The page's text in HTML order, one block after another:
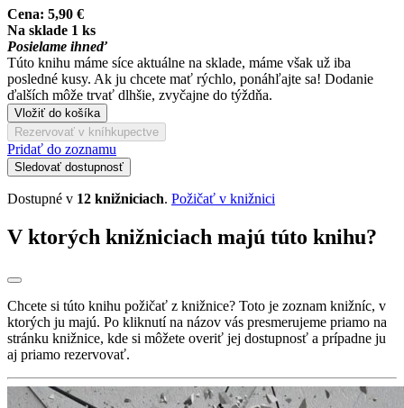
Cena: 5,90 €
Na sklade 1 ks
Posielame ihneď
Túto knihu máme síce aktuálne na sklade, máme však už iba
posledné kusy. Ak ju chcete mať rýchlo, ponáhľajte sa! Dodanie
ďalších môže trvať dlhšie, zvyčajne do týždňa.
Vložiť do košíka
Rezervovať v kníhkupectve
Pridať do zoznamu
Sledovať dostupnosť
Dostupné v 12 knižniciach. Požičať v knižnici
V ktorých knižniciach majú túto knihu?
Chcete si túto knihu požičať z knižnice? Toto je zoznam knižníc, v
ktorých ju majú. Po kliknutí na názov vás presmerujeme priamo na
stránku knižnice, kde si môžete overiť jej dostupnosť a prípadne ju
aj priamo rezervovať.